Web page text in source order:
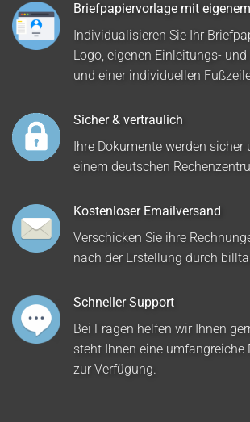
Briefpapiervorlage mit
Individualisieren Sie Ihr
Logo, eigenen Einleitungs-
und einer individuellen
Sicher & vertraulich
Ihre Dokumente werden
einem deutschen
Kostenloser Emailversand
Verschicken Sie ihre
nach der Erstellung durch
Schneller Support
Bei Fragen helfen wir Ihnen
steht Ihnen eine umfangreiche
zur Verfügung.